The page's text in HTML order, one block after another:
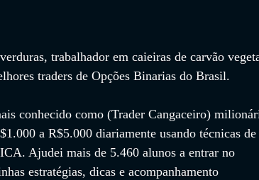
trabalhador em caieiras de carvão
traders de Opções Binarias do Brasil.
conhecido como (Trader Cangaceiro)
a R$5.000 diariamente usando técnicas de
Ajudei mais de 5.460 alunos a entrar no
estratégias, dicas e acompanhamento